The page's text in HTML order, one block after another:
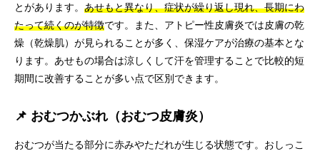
とがあります。 あせもと異なり、症状が繰り返し現れ、長期にわ
たって続くのが特徴です。また、アトピー性皮膚炎では皮膚の乾
燥（乾燥肌）が見られることが多く、保湿ケアが治療の基本とな
ります。あせもの場合は涼しくして汗を管理することで比較的短
期間に改善することが多い点で区別できます。
📌 おむつかぶれ（おむつ皮膚炎）
おむつが当たる部分に赤みやただれが生じる状態です。おしっこ